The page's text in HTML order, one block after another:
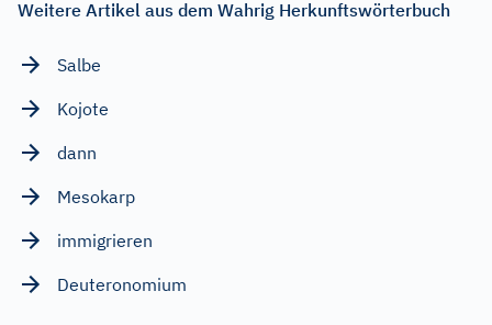
Weitere Artikel aus dem Wahrig Herkunftswörterbuch
Salbe
Kojote
dann
Mesokarp
immigrieren
Deuteronomium